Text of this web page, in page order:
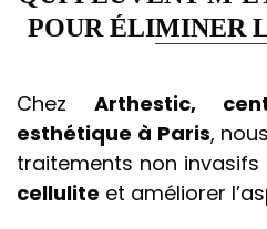
POUR ÉLIMINER
Chez Arthestic,
esthétique à Paris,
traitements non invasifs
cellulite et améliorer